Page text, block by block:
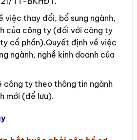
việc thay đổi, bổ sung ngành,
của công ty (đối với công ty
cổ phần).Quyết định về việc
ngành, nghề kinh doanh của
công ty theo thông tin ngành
mới (để lưu).